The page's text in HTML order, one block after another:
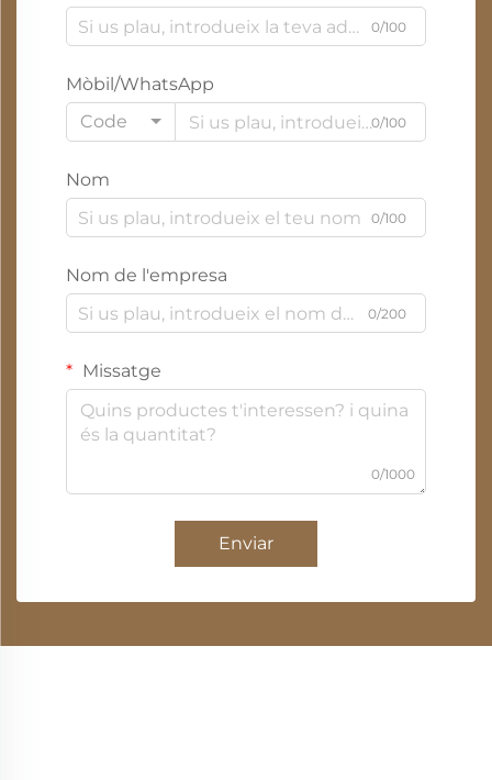
0/100
Mòbil/WhatsApp
Code
0/100
Nom
0/100
Nom de l'empresa
0/200
Missatge
0/1000
Enviar